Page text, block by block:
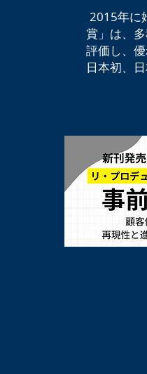
2015年に
賞」は、
評価し、
日本初、